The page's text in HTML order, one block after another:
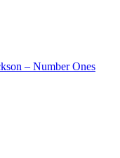
– Number Ones